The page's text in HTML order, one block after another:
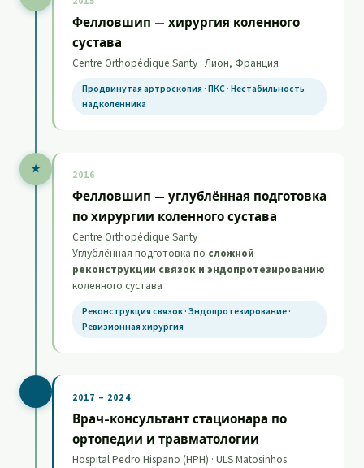
Фелловшип — хирургия коленного
сустава
Centre Orthopédique Santy · Лион, Франция
Продвинутая артроскопия · ПКС · Нестабильность
надколенника
★ 2016
Фелловшип — углублённая подготовка
по хирургии коленного сустава
Centre Orthopédique Santy
Углублённая подготовка по сложной
реконструкции связок и эндопротезированию
коленного сустава
Реконструкция связок · Эндопротезирование ·
Ревизионная хирургия
2017 – 2024
Врач-консультант стационара по
ортопедии и травматологии
Hospital Pedro Hispano (HPH) · ULS Matosinhos